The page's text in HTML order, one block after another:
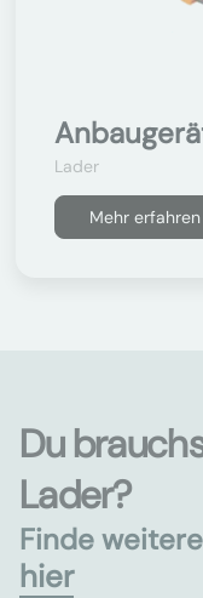
Lader
Mehr erfahren
Du
Lader?
Finde
hier